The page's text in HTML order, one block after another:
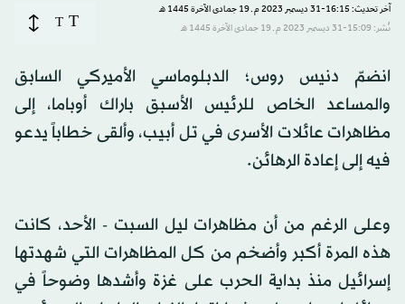
آخر تحديث: 16:15-31 ديسمبر 2023 م ـ 19 جمادى الآخرة 1445 هـ
نُشر: 15:09-31 ديسمبر 2023 م ـ 19 جمادى الآخرة 1445 هـ
T
T
انضمّ دنيس روس؛ الدبلوماسي الأميركي السابق
والمساعد الخاص للرئيس الأسبق باراك أوباما، إلى
مظاهرات عائلات الأسرى في تل أبيب، وألقى خطاباً يدعو
فيه إلى إعادة الرهائن.
وعلى الرغم من أن مظاهرات ليل السبت - الأحد، كانت
هذه المرة أكبر وأضخم من كل المظاهرات التي شهدتها
إسرائيل منذ بداية الحرب على غزة وأشدها وضوحاً في